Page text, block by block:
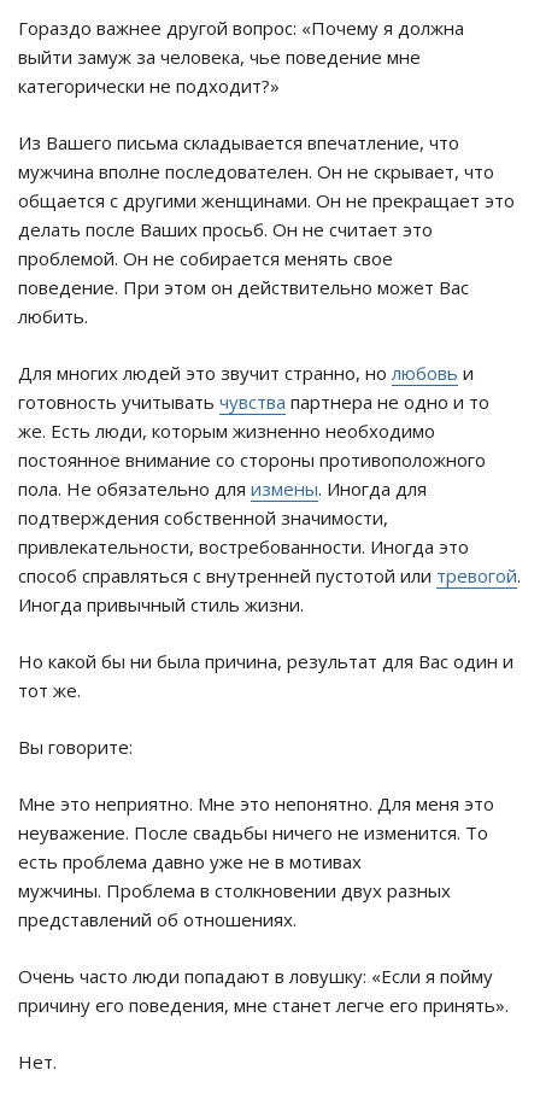
Гораздо важнее другой вопрос: «Почему я должна
выйти замуж за человека, чье поведение мне
категорически не подходит?»
Из Вашего письма складывается впечатление, что
мужчина вполне последователен. Он не скрывает, что
общается с другими женщинами. Он не прекращает это
делать после Ваших просьб. Он не считает это
проблемой. Он не собирается менять свое
поведение. При этом он действительно может Вас
любить.
Для многих людей это звучит странно, нолюбовь и
готовность учитывать чувства партнера не одно и то
же. Есть люди, которым жизненно необходимо
постоянное внимание со стороны противоположного
пола. Не обязательно для измены. Иногда для
подтверждения собственной значимости,
привлекательности, востребованности. Иногда это
способ справляться с внутренней пустотой или тревогой.
Иногда привычный стиль жизни.
Но какой бы ни была причина, результат для Вас один и
тот же.
Вы говорите:
Мне это неприятно. Мне это непонятно. Для меня это
неуважение. После свадьбы ничего не изменится. То
есть проблема давно уже не в мотивах
мужчины. Проблема в столкновении двух разных
представлений об отношениях.
Очень часто люди попадают в ловушку: «Если я пойму
причину его поведения, мне станет легче его принять».
Нет.